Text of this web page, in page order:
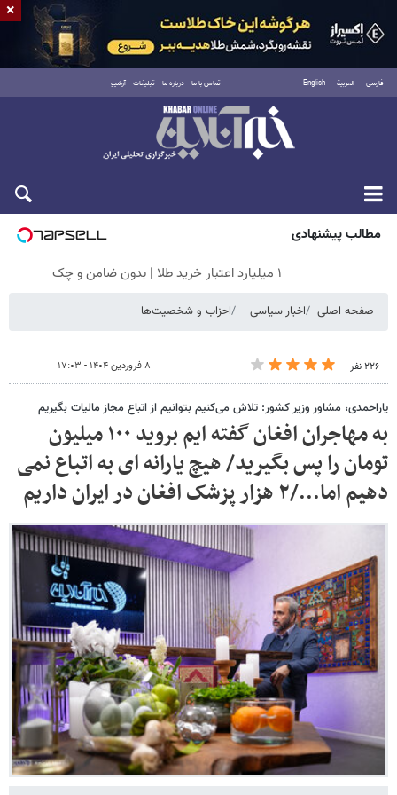
فارسی العربية English تماس با ما درباره ما تبلیغات آرشیو
شنبه ۱۷ مرداد ۱۴۰۵
مطالب پیشنهادی
۱ میلیارد اعتبار خرید طلا | بدون ضامن و چک
صفحه اصلی اخبار سیاسی احزاب و شخصیت‌ها
۲۲۶ نفر ۸ فروردین ۱۴۰۴ - ۱۷:۰۳
یاراحمدی، مشاور وزیر کشور: تلاش می‌کنیم بتوانیم از اتباع مجاز مالیات بگیریم
به مهاجران افغان گفته ایم بروید ۱۰۰ میلیون
تومان را پس بگیرید/ هیچ یارانه ای به اتباع نمی
دهیم اما.../۲ هزار پزشک افغان در ایران داریم
×